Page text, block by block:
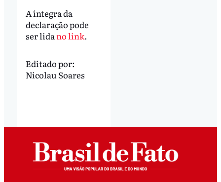
A íntegra da
declaração pode
ser lida no link.
Editado por:
Nicolau Soares